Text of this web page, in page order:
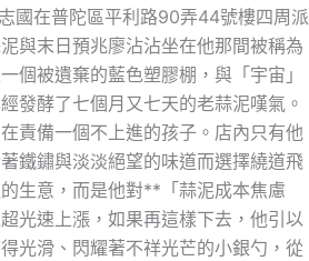
國在普陀區平利路90弄44號樓四周派
與末日預兆廖沾沾坐在他那間被稱為
個被遺棄的藍色塑膠棚，與「宇宙」
發酵了七個月又七天的老蒜泥嘆氣。
責備一個不上進的孩子。店內只有他
鐵鏽與淡淡絕望的味道而選擇繞道飛
生意，而是他對**「蒜泥成本焦慮
光速上漲，如果再這樣下去，他引以
光滑、閃耀著不祥光芒的小銀勺，從